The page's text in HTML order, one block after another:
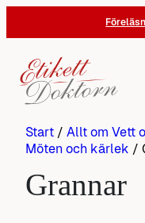
Start / Allt om Vett
Möten och kärlek /
Grannar